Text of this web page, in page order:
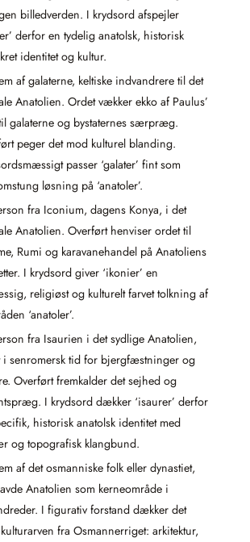
billedverden. I krydsord afspejler
derfor en tydelig anatolsk, historisk
identitet og kultur.
af galaterne, keltiske indvandrere til det
Anatolien. Ordet vækker ekko af Paulus’
galaterne og bystaternes særpræg.
peger det mod kulturel blanding.
passer ‘galater’ fint som
løsning på ‘anatoler’.
fra Iconium, dagens Konya, i det
Anatolien. Overført henviser ordet til
Rumi og karavanehandel på Anatoliens
I krydsord giver ‘ikonier’ en
religiøst og kulturelt farvet tolkning af
‘anatoler’.
fra Isaurien i det sydlige Anatolien,
i senromersk tid for bjergfæstninger og
Overført fremkalder det sejhed og
I krydsord dækker ‘isaurer’ derfor
historisk anatolsk identitet med
og topografisk klangbund.
af det osmanniske folk eller dynastiet,
Anatolien som kerneområde i
I figurativ forstand dækker det
fra Osmannerriget: arkitektur,